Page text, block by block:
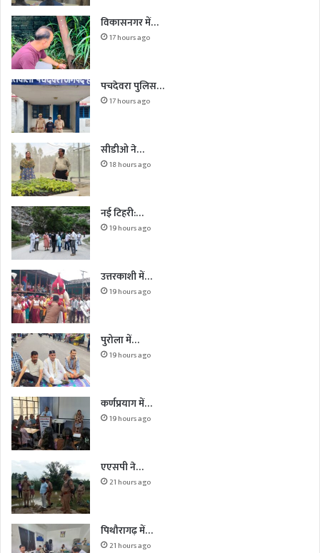
विकासनगर में…
17 hours ago
पचदेवरा पुलिस…
17 hours ago
सीडीओ ने…
18 hours ago
नई टिहरी:…
19 hours ago
उत्तरकाशी में…
19 hours ago
पुरोला में…
19 hours ago
कर्णप्रयाग में…
19 hours ago
एएसपी ने…
21 hours ago
पिथौरागढ़ में…
21 hours ago